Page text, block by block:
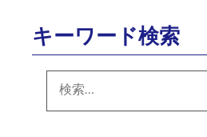
キーワード検索
索: